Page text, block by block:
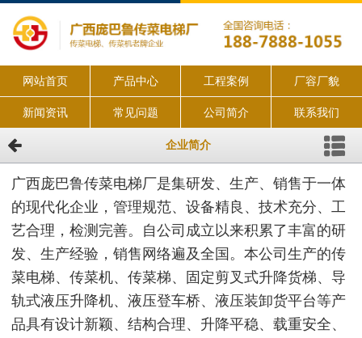
网站首页 产品中心 工程案例 厂容厂貌
新闻资讯 常见问题 公司简介 联系我们
企业简介
广西庞巴鲁传菜电梯厂是集研发、生产、销售于一体
的现代化企业，管理规范、设备精良、技术充分、工
艺合理，检测完善。自公司成立以来积累了丰富的研
发、生产经验，销售网络遍及全国。本公司生产的传
菜电梯、传菜机、传菜梯、固定剪叉式升降货梯、导
轨式液压升降机、液压登车桥、液压装卸货平台等产
品具有设计新颖、结构合理、升降平稳、载重安全、